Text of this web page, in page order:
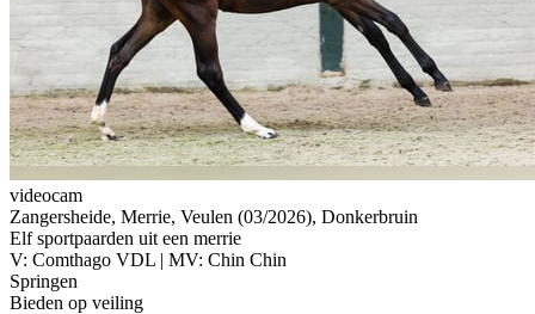
videocam
Zangersheide, Merrie, Veulen (03/2026), Donkerbruin
Elf sportpaarden uit een merrie
V: Comthago VDL | MV: Chin Chin
Springen
Bieden op veiling